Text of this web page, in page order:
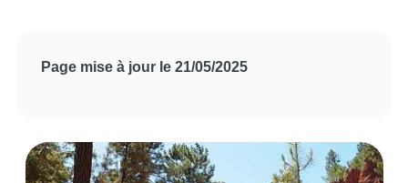
Page mise à jour le 21/05/2025